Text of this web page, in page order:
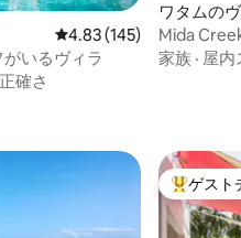
評価 レビュー145件、5つ星
4.83 (145)
いるヴィラ
確さ
ワタムの
Mida
りの良い
家族 · 屋内
大好評の
ゲスト